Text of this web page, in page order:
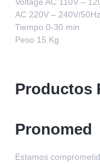
AC 220V – 240V/50Hz
Tiempo 0-30 min
Peso 15 Kg
Productos
Pronomed
Estamos